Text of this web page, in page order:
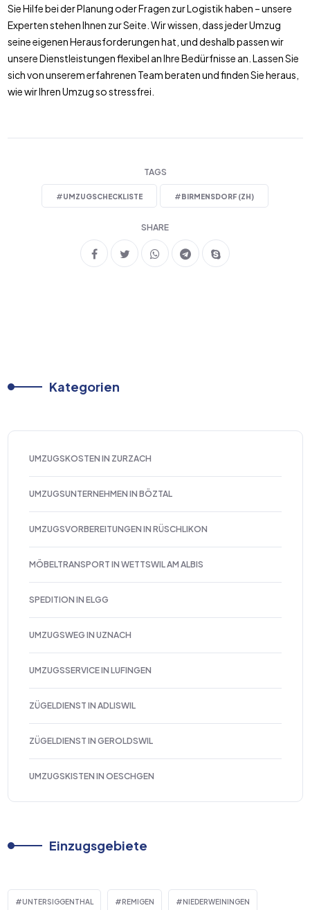
Sie Hilfe bei der Planung oder Fragen zur Logistik haben – unsere
Experten stehen Ihnen zur Seite. Wir wissen, dass jeder Umzug
seine eigenen Herausforderungen hat, und deshalb passen wir
unsere Dienstleistungen flexibel an Ihre Bedürfnisse an. Lassen Sie
sich von unserem erfahrenen Team beraten und finden Sie heraus,
wie wir Ihren Umzug so stressfrei.
TAGS
#UMZUGSCHECKLISTE #BIRMENSDORF (ZH)
SHARE
Kategorien
UMZUGSKOSTEN IN ZURZACH
UMZUGSUNTERNEHMEN IN BÖZTAL
UMZUGSVORBEREITUNGEN IN RÜSCHLIKON
MÖBELTRANSPORT IN WETTSWIL AM ALBIS
SPEDITION IN ELGG
UMZUGSWEG IN UZNACH
UMZUGSSERVICE IN LUFINGEN
ZÜGELDIENST IN ADLISWIL
ZÜGELDIENST IN GEROLDSWIL
UMZUGSKISTEN IN OESCHGEN
Einzugsgebiete
UNTERSIGGENTHAL REMIGEN NIEDERWEININGEN